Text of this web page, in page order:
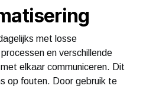
met losse
en verschillende
elkaar communiceren. Dit
op fouten. Door gebruik te